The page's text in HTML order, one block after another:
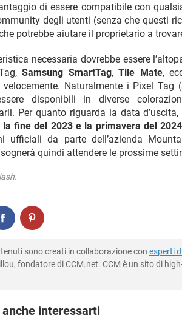
di essere compatibile con
degli utenti (senza che questi
potrebbe aiutare il proprietario a
necessaria dovrebbe essere
Samsung SmartTag, Tile Mate,
Naturalmente i Pixel Tag
disponibili in diverse
Per quanto riguarda la data
la fine del 2023 e la primavera del 2024
ufficiali da parte dell’azienda
quindi attendere le prossime
sono creati in collaborazione con esperti
fondatore di CCM.net. CCM è un sito di
interessarti